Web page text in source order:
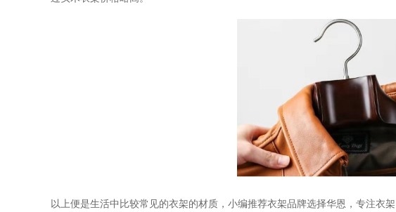
以上便是生活中比较常见的衣架的材质，小编推荐衣架品牌选择华恩，专注衣